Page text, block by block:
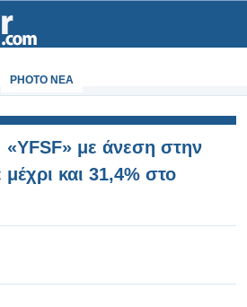
PHOTO NEA
με άνεση στην
και 31,4% στο